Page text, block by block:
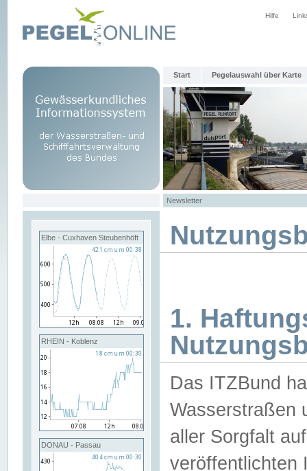
Hilfe
Start Pegelauswahl über Karte
Newsletter
Elbe - Cuxhaven Steubenhöft
RHEIN - Koblenz
DONAU - Passau
1.
Das ITZBund
Wasserstraßen
aller Sorgfalt
veröffentlichten